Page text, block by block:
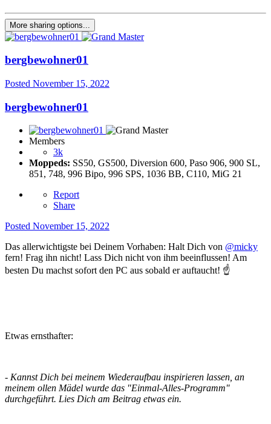
More sharing options...
bergbewohner01
Posted November 15, 2022
bergbewohner01
Members
3k
Moppeds: SS50, GS500, Diversion 600, Paso 906, 900 SL,
851, 748, 996 Bipo, 996 SPS, 1036 BB, C110, MiG 21
Report
Share
Posted November 15, 2022
Das allerwichtigste bei Deinem Vorhaben: Halt Dich von @micky
fern! Frag ihn nicht! Lass Dich nicht von ihm beeinflussen! Am
besten Du machst sofort den PC aus sobald er auftaucht! ☝️
Etwas ernsthafter:
- Kannst Dich bei meinem Wiederaufbau inspirieren lassen, an
meinem ollen Mädel wurde das "Einmal-Alles-Programm"
durchgeführt. Lies Dich am Beitrag etwas ein.